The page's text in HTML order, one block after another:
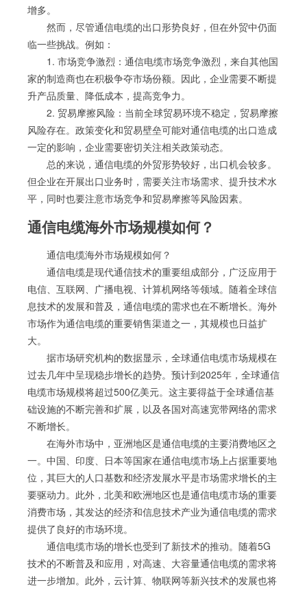
增多。
然而，尽管通信电缆的出口形势良好，但在外贸中仍面
临一些挑战。例如：
1. 市场竞争激烈：通信电缆市场竞争激烈，来自其他国
家的制造商也在积极争夺市场份额。因此，企业需要不断提
升产品质量、降低成本，提高竞争力。
2. 贸易摩擦风险：当前全球贸易环境不稳定，贸易摩擦
风险存在。政策变化和贸易壁垒可能对通信电缆的出口造成
一定的影响，企业需要密切关注相关政策动态。
总的来说，通信电缆的外贸形势较好，出口机会较多。
但企业在开展出口业务时，需要关注市场需求、提升技术水
平，同时也要注意市场竞争和贸易摩擦等风险因素。
通信电缆海外市场规模如何？
通信电缆海外市场规模如何？
通信电缆是现代通信技术的重要组成部分，广泛应用于
电信、互联网、广播电视、计算机网络等领域。随着全球信
息技术的发展和普及，通信电缆的需求也在不断增长。海外
市场作为通信电缆的重要销售渠道之一，其规模也日益扩
大。
据市场研究机构的数据显示，全球通信电缆市场规模在
过去几年中呈现稳步增长的趋势。预计到2025年，全球通信
电缆市场规模将超过500亿美元。这主要得益于全球通信基
础设施的不断完善和扩展，以及各国对高速宽带网络的需求
不断增长。
在海外市场中，亚洲地区是通信电缆的主要消费地区之
一。中国、印度、日本等国家在通信电缆市场上占据重要地
位，其巨大的人口基数和经济发展水平是市场需求增长的主
要驱动力。此外，北美和欧洲地区也是通信电缆市场的重要
消费市场，其发达的经济和信息技术产业为通信电缆的需求
提供了良好的市场环境。
通信电缆市场的增长也受到了新技术的推动。随着5G
技术的不断普及和应用，对高速、大容量通信电缆的需求将
进一步增加。此外，云计算、物联网等新兴技术的发展也将